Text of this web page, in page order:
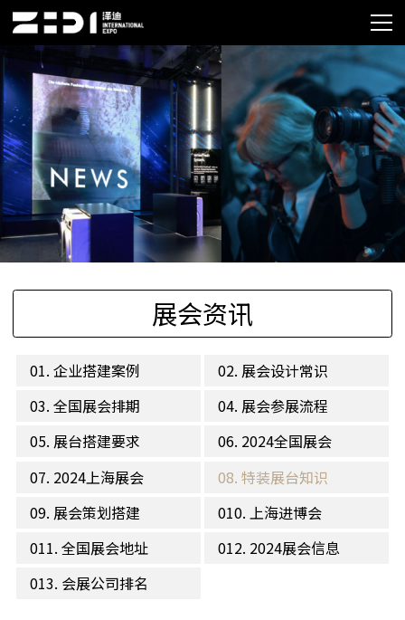
展会资讯
01. 企业搭建案例
02. 展会设计常识
03. 全国展会排期
04. 展会参展流程
05. 展台搭建要求
06. 2024全国展会
07. 2024上海展会
08. 特装展台知识
09. 展会策划搭建
010. 上海进博会
011. 全国展会地址
012. 2024展会信息
013. 会展公司排名